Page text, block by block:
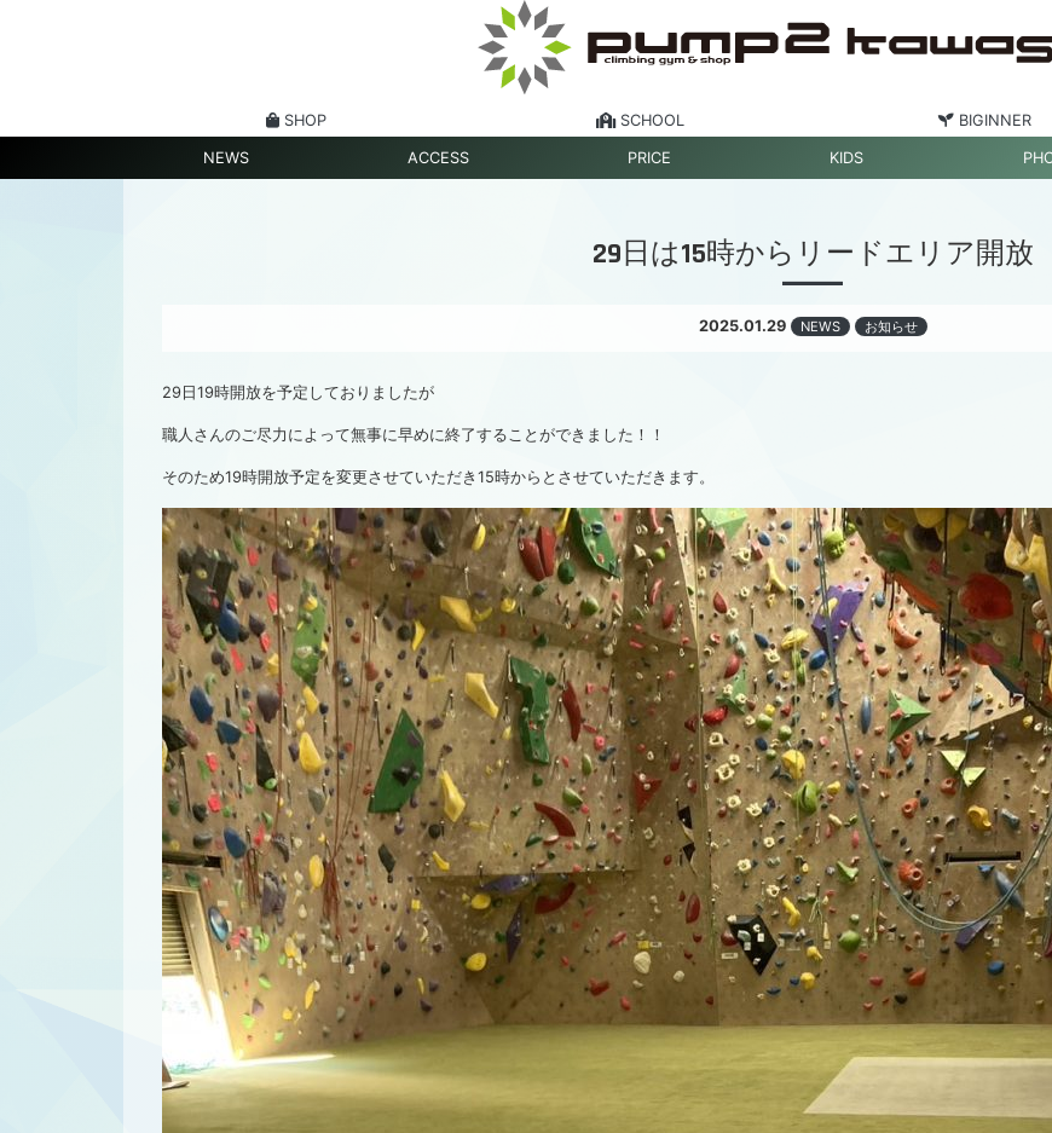
SHOP SCHOOL BIGINNER
NEWS ACCESS PRICE KIDS
29日は15時からリードエリア開放
2025.01.29 NEWS お知らせ
29日19時開放を予定しておりましたが
職人さんのご尽力によって無事に早めに終了することができました！！
そのため19時開放予定を変更させていただき15時からとさせていただきます。